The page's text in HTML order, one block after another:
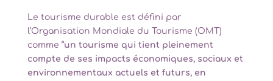
Le tourisme durable est défini par
l’Organisation Mondiale du Tourisme (OMT)
comme “un tourisme qui tient pleinement
compte de ses impacts économiques, sociaux et
environnementaux actuels et futurs, en